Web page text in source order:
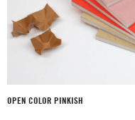
OPEN COLOR PINKISH